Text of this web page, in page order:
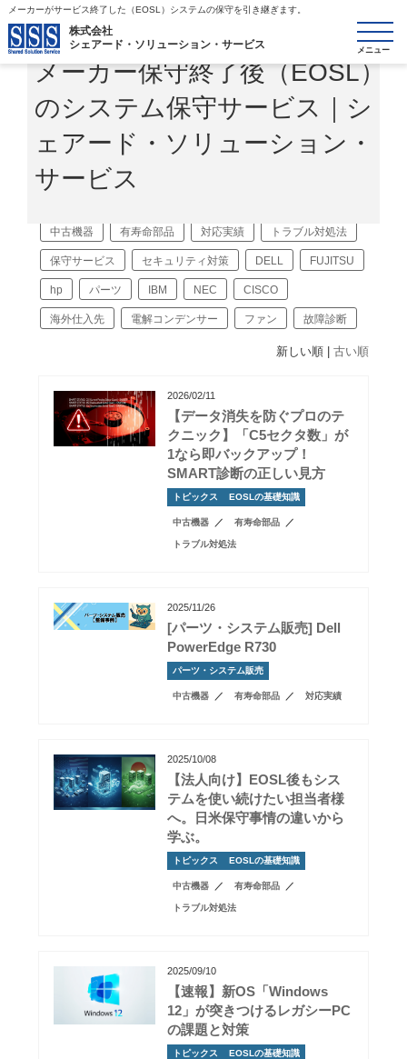
メーカーがサービス終了した（EOSL）システムの保守を引き継ぎます。
株式会社
シェアード・ソリューション・サービス
toggle
メーカー保守終了後（EOSL）
のシステム保守サービス｜シ
ェアード・ソリューション・
サービス
お役立ち情報 > 中古機器
タグ：「中古機器」の記事（46件）
中古機器 有寿命部品 対応実績 トラブル対処法
保守サービス セキュリティ対策 DELL FUJITSU
hp パーツ IBM NEC CISCO
海外仕入先 電解コンデンサー ファン 故障診断
新しい順 |古い順
2026/02/11
【データ消失を防ぐプロのテ
クニック】「C5セクタ数」が
1なら即バックアップ！
SMART診断の正しい見方
トピックス EOSLの基礎知識
中古機器 有寿命部品
トラブル対処法
2025/11/26
[パーツ・システム販売] Dell
PowerEdge R730
パーツ・システム販売
中古機器 有寿命部品 対応実績
2025/10/08
【法人向け】EOSL後もシス
テムを使い続けたい担当者様
へ。日米保守事情の違いから
学ぶ。
トピックス EOSLの基礎知識
中古機器 有寿命部品
トラブル対処法
2025/09/10
【速報】新OS「Windows
12」が突きつけるレガシーPC
の課題と対策
トピックス EOSLの基礎知識